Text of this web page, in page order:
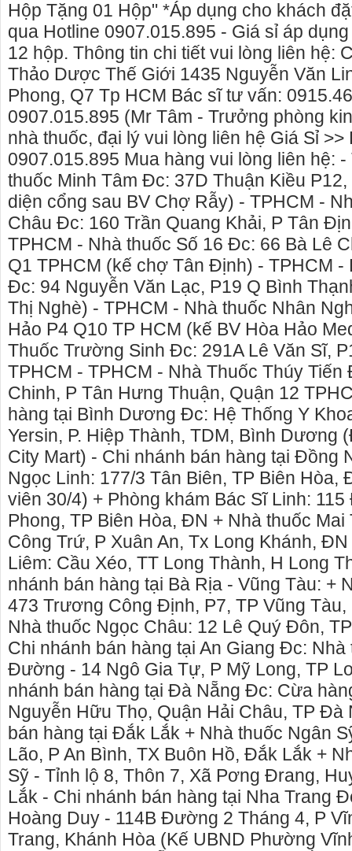
Hộp Tặng 01 Hộp" *Áp dụng cho khách
qua Hotline 0907.015.895 - Giá sỉ áp
12 hộp. Thông tin chi tiết vui lòng liên hệ:
Thảo Dược Thế Giới 1435 Nguyễn Văn
Phong, Q7 Tp HCM Bác sĩ tư vấn:
0907.015.895 (Mr Tâm - Trưởng phòng
nhà thuốc, đại lý vui lòng liên hệ Giá Sỉ >>
0907.015.895 Mua hàng vui lòng liên hệ:
thuốc Minh Tâm Đc: 37D Thuận Kiều
diện cổng sau BV Chợ Rẫy) - TPHCM -
Châu Đc: 160 Trần Quang Khải, P Tân
TPHCM - Nhà thuốc Số 16 Đc: 66 Bà Lê
Q1 TPHCM (kế chợ Tân Định) - TPHCM -
Đc: 94 Nguyễn Văn Lạc, P19 Q Bình
Thị Nghè) - TPHCM - Nhà thuốc Nhân
Hảo P4 Q10 TP HCM (kế BV Hòa Hảo
Thuốc Trường Sinh Đc: 291A Lê Văn Sĩ,
TPHCM - TPHCM - Nhà Thuốc Thúy
Chinh, P Tân Hưng Thuận, Quận 12
hàng tại Bình Dương Đc: Hệ Thống Y
Yersin, P. Hiệp Thành, TDM, Bình Dương
City Mart) - Chi nhánh bán hàng tại Đồng
Ngọc Linh: 177/3 Tân Biên, TP Biên Hòa,
viên 30/4) + Phòng khám Bác Sĩ Linh:
Phong, TP Biên Hòa, ĐN + Nhà thuốc Mai
Công Trứ, P Xuân An, Tx Long Khánh,
Liêm: Cầu Xéo, TT Long Thành, H Long
nhánh bán hàng tại Bà Rịa - Vũng Tàu: +
473 Trương Công Định, P7, TP Vũng Tàu,
Nhà thuốc Ngọc Châu: 12 Lê Quý Đôn,
Chi nhánh bán hàng tại An Giang Đc:
Đường - 14 Ngô Gia Tự, P Mỹ Long, TP
nhánh bán hàng tại Đà Nẵng Đc: Cừa
Nguyễn Hữu Thọ, Quận Hải Châu, TP Đà
bán hàng tại Đắk Lắk + Nhà thuốc Ngân
Lão, P An Bình, TX Buôn Hồ, Đắk Lắk +
Sỹ - Tỉnh lộ 8, Thôn 7, Xã Pơng Đrang,
Lắk - Chi nhánh bán hàng tại Nha Trang
Hoàng Duy - 114B Đường 2 Tháng 4, P
Trang, Khánh Hòa (Kế UBND Phường